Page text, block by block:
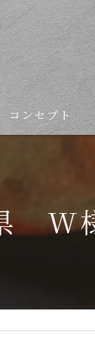
コンセプト
W